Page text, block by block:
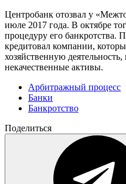
Центробанк отозвал у
июле 2017 года. В октябре
процедуру его банкротства.
кредитовал компании,
хозяйственную
некачественные активы.
Арбитражный процесс
Банки
Банкротство
Поделиться